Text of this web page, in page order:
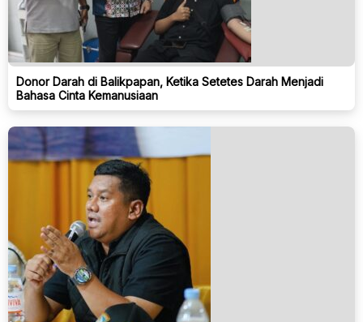
Donor Darah di Balikpapan, Ketika Setetes Darah Menjadi
Bahasa Cinta Kemanusiaan